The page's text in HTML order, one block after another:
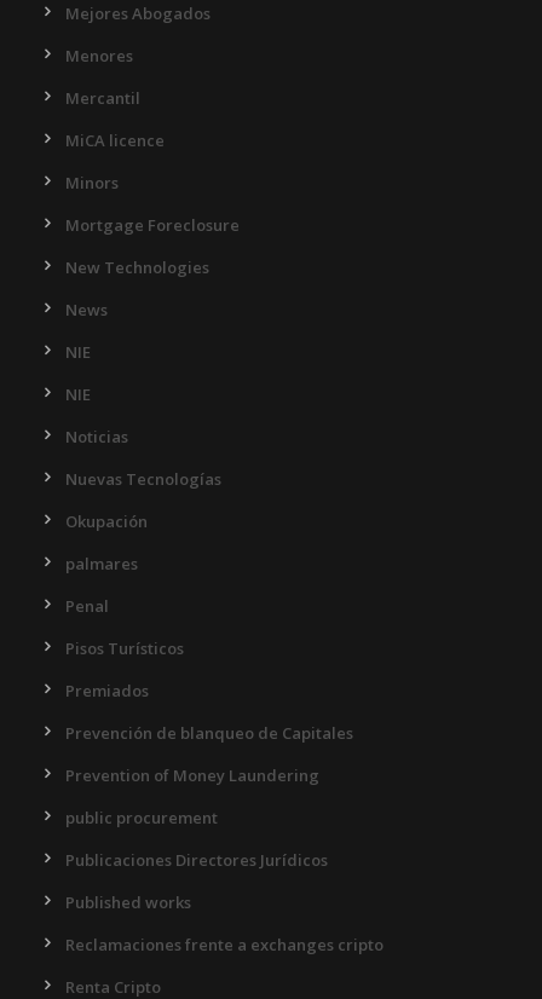
Mejores Abogados
Menores
Mercantil
MiCA licence
Minors
Mortgage Foreclosure
New Technologies
News
NIE
NIE
Noticias
Nuevas Tecnologías
Okupación
palmares
Penal
Pisos Turísticos
Premiados
Prevención de blanqueo de Capitales
Prevention of Money Laundering
public procurement
Publicaciones Directores Jurídicos
Published works
Reclamaciones frente a exchanges cripto
Renta Cripto